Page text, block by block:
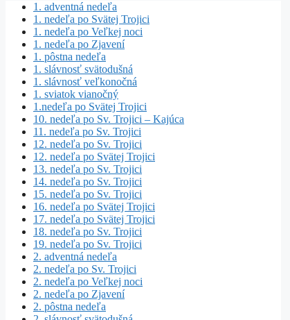
1. adventná nedeľa
1. nedeľa po Svätej Trojici
1. nedeľa po Veľkej noci
1. nedeľa po Zjavení
1. pôstna nedeľa
1. slávnosť svätodušná
1. slávnosť veľkonočná
1. sviatok vianočný
1.nedeľa po Svätej Trojici
10. nedeľa po Sv. Trojici – Kajúca
11. nedeľa po Sv. Trojici
12. nedeľa po Sv. Trojici
12. nedeľa po Svätej Trojici
13. nedeľa po Sv. Trojici
14. nedeľa po Sv. Trojici
15. nedeľa po Sv. Trojici
16. nedeľa po Svätej Trojici
17. nedeľa po Svätej Trojici
18. nedeľa po Sv. Trojici
19. nedeľa po Sv. Trojici
2. adventná nedeľa
2. nedeľa po Sv. Trojici
2. nedeľa po Veľkej noci
2. nedeľa po Zjavení
2. pôstna nedeľa